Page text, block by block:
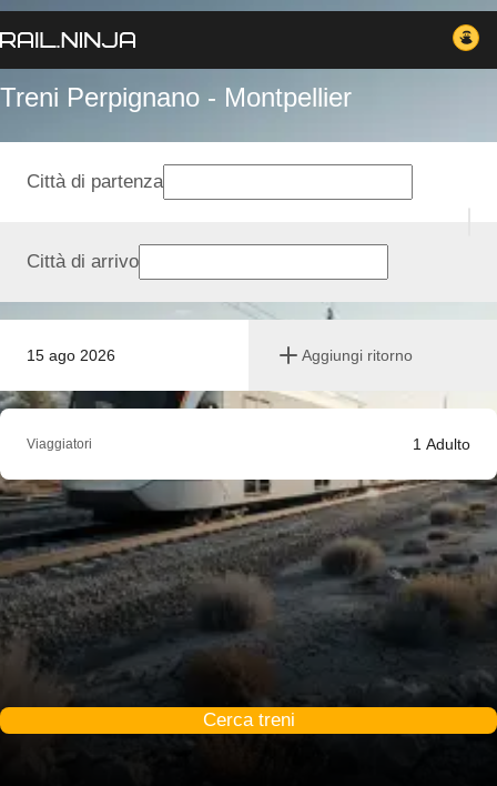
Treni Perpignano - Montpellier
15 ago 2026 Aggiungi ritorno
Città di partenza
Città di arrivo
Viaggiatori 1 Adulto
Cerca treni